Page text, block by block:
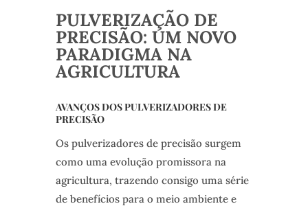
PULVERIZAÇÃO DE
PRECISÃO: UM NOVO
PARADIGMA NA
AGRICULTURA
AVANÇOS DOS PULVERIZADORES DE
PRECISÃO
Os pulverizadores de precisão surgem
como uma evolução promissora na
agricultura, trazendo consigo uma série
de benefícios para o meio ambiente e